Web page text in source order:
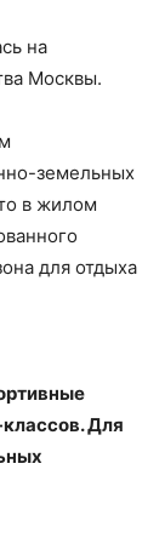
на
Москвы.
земельных
в жилом
для отдыха
Для